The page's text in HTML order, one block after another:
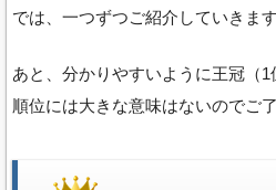
では、一つずつご紹介していきます
あと、分かりやすいように王冠（1
順位には大きな意味はないのでご了